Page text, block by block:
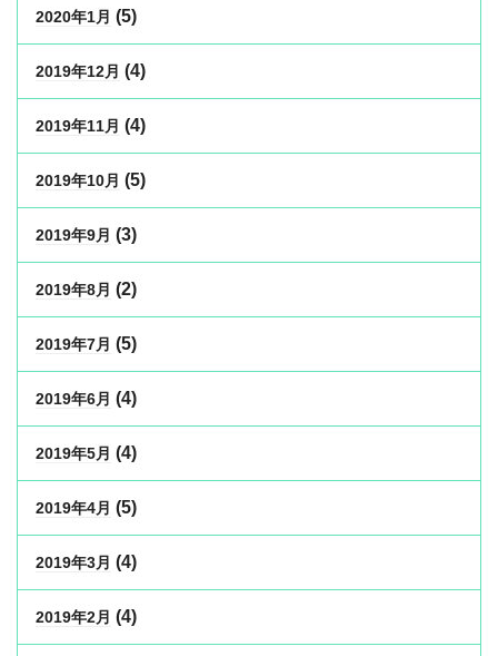
2020年1月 (5)
2019年12月 (4)
2019年11月 (4)
2019年10月 (5)
2019年9月 (3)
2019年8月 (2)
2019年7月 (5)
2019年6月 (4)
2019年5月 (4)
2019年4月 (5)
2019年3月 (4)
2019年2月 (4)